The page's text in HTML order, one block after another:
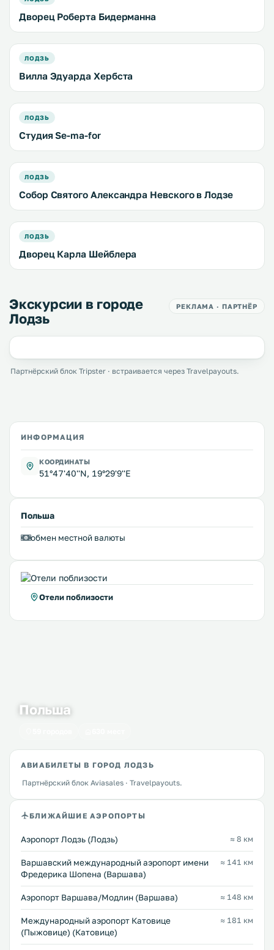
Дворец Роберта Бидерманна
ЛОДЗЬ
Вилла Эдуарда Хербста
ЛОДЗЬ
Студия Se-ma-for
ЛОДЗЬ
Собор Святого Александра Невского в Лодзе
ЛОДЗЬ
Дворец Карла Шейблера
Экскурсии в городе
Лодзь
РЕКЛАМА · ПАРТНЁР
Партнёрский блок Tripster · встраивается через Travelpayouts.
ИНФОРМАЦИЯ
КООРДИНАТЫ
51°47'40''N, 19°29'9''E
Польша
обмен местной валюты
Отели поблизости
Польша
АВИАБИЛЕТЫ В ГОРОД ЛОДЗЬ
Партнёрский блок Aviasales · Travelpayouts.
БЛИЖАЙШИЕ АЭРОПОРТЫ
Аэропорт Лодзь (Лодзь) ≈ 8 км
Варшавский международный аэропорт имени
Фредерика Шопена (Варшава)
≈ 141 км
Аэропорт Варшава/Модлин (Варшава) ≈ 148 км
Международный аэропорт Катовице
(Пыжовице) (Катовице)
≈ 181 км